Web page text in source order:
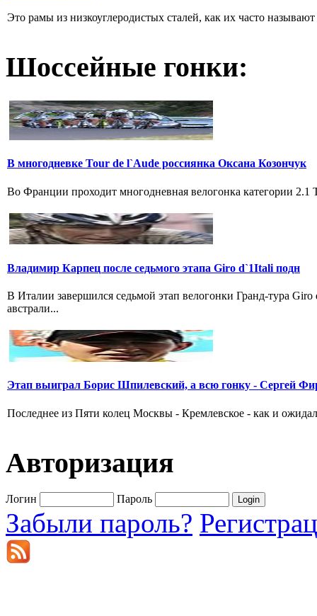
Это рамы из низкоуглеродистых сталей, как их часто
Шоссейные гонки:
В многодневке Tour de l`Aude россиянка Оксана Козончук
Во Франции проходит многодневная велогонка категории
Владимир Карпец после седьмого этапа Giro d`1Itali подн
В Италии завершился седьмой этап велогонки Гранд-тура
австрали...
Этап выиграл Борис Шпилевский, а всю гонку - Сергей
Последнее из Пяти колец Москвы - Кремлевское - как и
Авторизация
Логин Пароль
Забыли пароль?